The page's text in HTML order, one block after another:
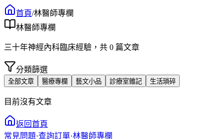
首頁/林醫師專欄
林醫師專欄
三十年神經內科臨床經驗，共 0 篇文章
分類篩選
全部文章 醫療專欄 藝文小品 診療室雜記 生活瑣碎
目前沒有文章
返回首頁
常見問題·查詢訂單·林醫師專欄